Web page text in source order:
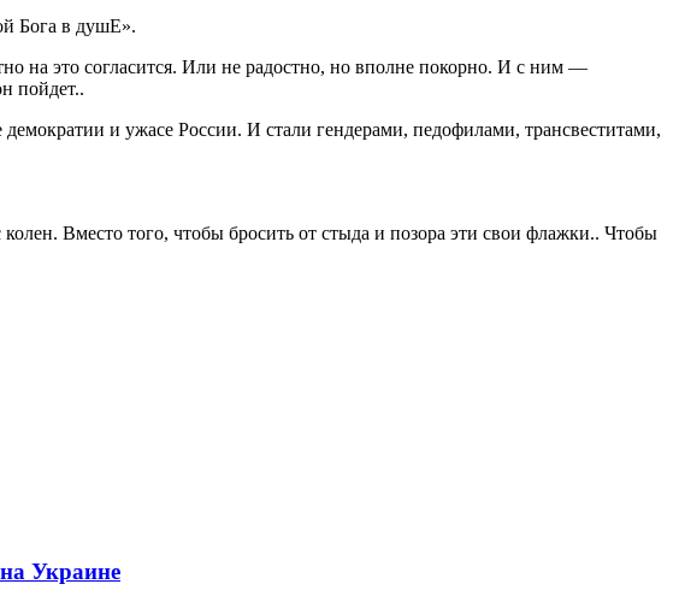
Бога в душЕ».
на это согласится. Или не радостно, но вполне покорно. И с ним —
пойдет..
и ужасе России. И стали гендерами, педофилами, трансвеститами,
Вместо того, чтобы бросить от стыда и позора эти свои флажки.. Чтобы
Украине